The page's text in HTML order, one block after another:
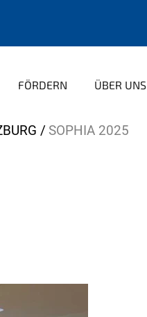
FÖRDERN ÜBER UNS
SOPHIA 2025